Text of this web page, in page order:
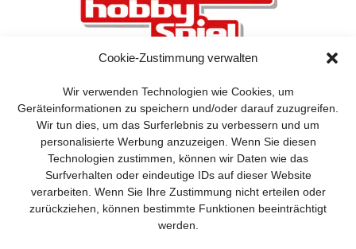
Cookie-Zustimmung verwalten
Wir verwenden Technologien wie Cookies, um
Geräteinformationen zu speichern und/oder darauf zuzugreifen.
Wir tun dies, um das Surferlebnis zu verbessern und um
personalisierte Werbung anzuzeigen. Wenn Sie diesen
Technologien zustimmen, können wir Daten wie das
Surfverhalten oder eindeutige IDs auf dieser Website
verarbeiten. Wenn Sie Ihre Zustimmung nicht erteilen oder
zurückziehen, können bestimmte Funktionen beeinträchtigt
werden.
SPEISEKAMMER